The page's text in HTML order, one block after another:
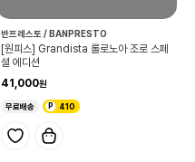
반프레스토 / BANPRESTO
[원피스] Grandista 롤로노아 조로 스페
셜 에디션
41,000
무료배송 410